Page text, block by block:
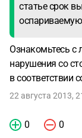
статье срок
Ознакомьтесь с
нарушения со
в соответствии
22 августа 2013,
0 0